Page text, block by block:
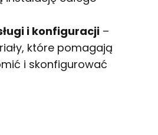
i konfiguracji –
które pomagają
i skonfigurować